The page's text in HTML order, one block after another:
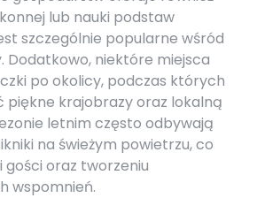
lub nauki podstaw
szczególnie popularne wśród
Dodatkowo, niektóre miejsca
po okolicy, podczas których
piękne krajobrazy oraz lokalną
letnim często odbywają
na świeżym powietrzu, co
oraz tworzeniu
wspomnień.